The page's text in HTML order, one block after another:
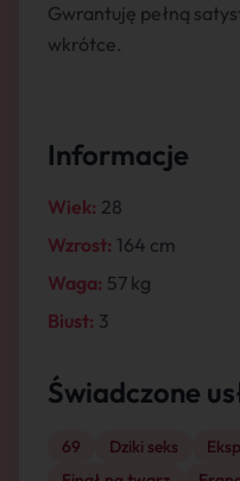
Gwrantuję pełną
wkrótce.
Informacje
Wiek: 28
Wzrost: 164 cm
Waga: 57 kg
Biust: 3
Świadczone
69 Dziki seks